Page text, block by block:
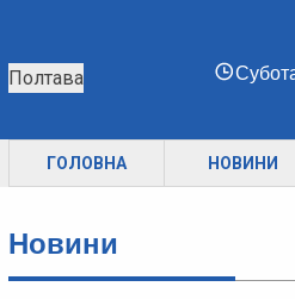
Полтава
ГОЛОВНА НОВИНИ
Новини